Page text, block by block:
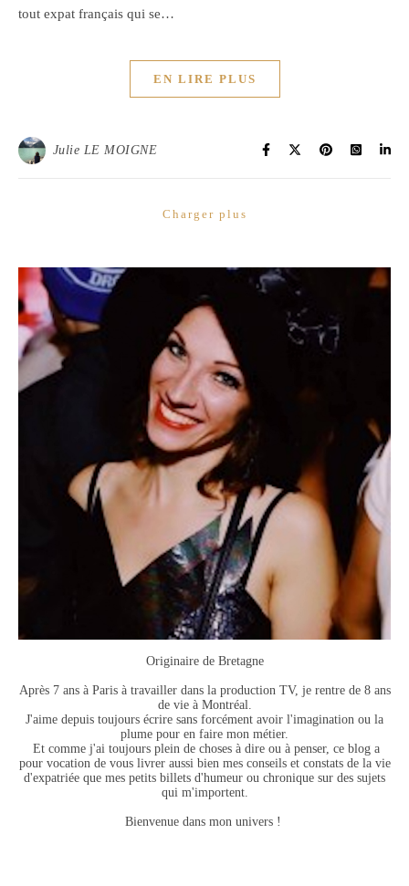
tout expat français qui se…
EN LIRE PLUS
Julie LE MOIGNE
Charger plus
Originaire de Bretagne
Après 7 ans à Paris à travailler dans la production TV, je rentre de 8 ans
de vie à Montréal.
J'aime depuis toujours écrire sans forcément avoir l'imagination ou la
plume pour en faire mon métier.
Et comme j'ai toujours plein de choses à dire ou à penser, ce blog a
pour vocation de vous livrer aussi bien mes conseils et constats de la vie
d'expatriée que mes petits billets d'humeur ou chronique sur des sujets
qui m'importent.
Bienvenue dans mon univers !